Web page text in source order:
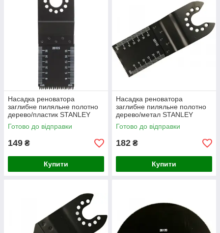
Насадка реноватора
заглибне пиляльне полотно
дерево/пластик STANLEY
32х40 мм
Готово до відправки
149 ₴
Купити
Насадка реноватора
заглибне пиляльне полотно
дерево/метал STANLEY
32х40мм
Готово до відправки
182 ₴
Купити